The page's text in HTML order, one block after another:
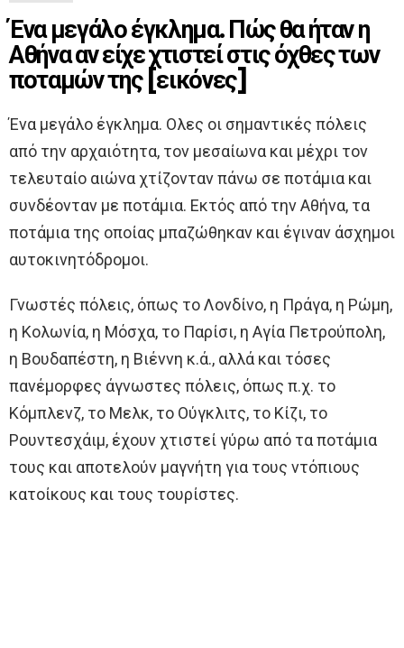
Ένα μεγάλο έγκλημα. Πώς θα ήταν η
Αθήνα αν είχε χτιστεί στις όχθες των
ποταμών της [εικόνες]
Ένα μεγάλο έγκλημα. Ολες οι σημαντικές πόλεις
από την αρχαιότητα, τον μεσαίωνα και μέχρι τον
τελευταίο αιώνα χτίζονταν πάνω σε ποτάμια και
συνδέονταν με ποτάμια. Εκτός από την Αθήνα, τα
ποτάμια της οποίας μπαζώθηκαν και έγιναν άσχημοι
αυτοκινητόδρομοι.
Γνωστές πόλεις, όπως το Λονδίνο, η Πράγα, η Ρώμη,
η Κολωνία, η Μόσχα, το Παρίσι, η Αγία Πετρούπολη,
η Βουδαπέστη, η Βιέννη κ.ά., αλλά και τόσες
πανέμορφες άγνωστες πόλεις, όπως π.χ. το
Κόμπλενζ, το Μελκ, το Ούγκλιτς, το Κίζι, το
Ρουντεσχάιμ, έχουν χτιστεί γύρω από τα ποτάμια
τους και αποτελούν μαγνήτη για τους ντόπιους
κατοίκους και τους τουρίστες.